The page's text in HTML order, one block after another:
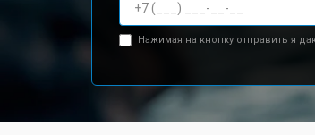
Нажимая на кнопку отправить я